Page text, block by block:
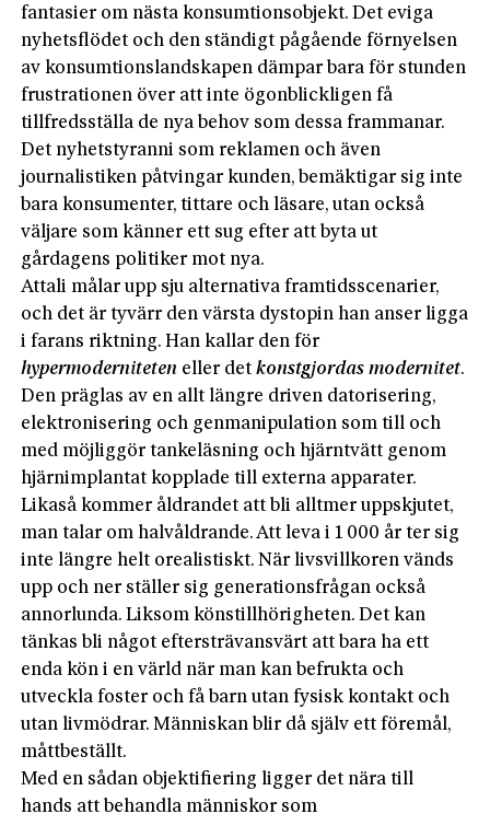
fantasier om nästa konsumtionsobjekt. Det eviga
nyhetsflödet och den ständigt pågåen­de förnyelsen
av konsumtionslandskapen dämpar bara för stunden
frustrationen över att inte ögonblickligen få
tillfredsställa de nya behov som dessa frammanar.
Det nyhetstyranni som reklamen och även
journalistiken påtvingar kunden, bemäktigar sig inte
bara konsumenter, tittare och läsare, utan också
väljare som känner ett sug efter att byta ut
gårdagens politiker mot nya.
Attali målar upp sju alternativa framtidsscenarier,
och det är tyvärr den värsta dystopin han anser ligga
i farans riktning. Han kallar den för
hypermoderniteten eller detkonstgjordas modernitet.
Den präglas av en allt längre driven ­datorisering,
elektronisering och genmanipulation som till och
med möjliggör tankeläsning och hjärntvätt genom
hjärnimplantat kopplade till externa apparater.
Likaså kommer åldrandet att bli alltmer uppskjutet,
man talar om halvåldrande. Att leva i 1 000 år ter sig
inte längre helt orealistiskt. När livsvillkoren vänds
upp och ner ställer sig generationsfrågan också
annorlunda. Liksom könstillhörigheten. Det kan
tänkas bli något eftersträvansvärt att bara ha ett
enda kön i en värld när man kan befrukta och
utveckla foster och få barn utan fysisk kontakt och
utan livmödrar. Människan blir då själv ett föremål,
måttbeställt.
Med en sådan objektifiering ligger det nära till
hands att behandla människor­ som